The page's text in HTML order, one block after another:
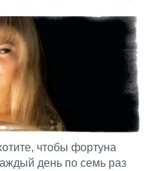
чтобы фортуна
день по семь раз